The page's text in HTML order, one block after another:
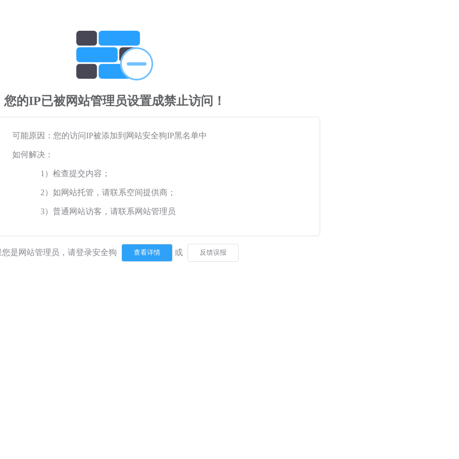
您的IP已被网站管理员设置成禁止访问！
可能原因：您的访问IP被添加到网站安全狗IP黑名单中
如何解决：
1）检查提交内容；
2）如网站托管，请联系空间提供商；
3）普通网站访客，请联系网站管理员
您是网站管理员，请登录安全狗 或